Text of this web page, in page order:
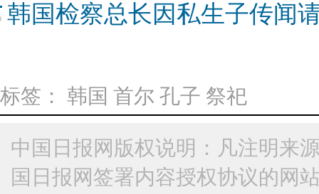
韩国检察总长因私生子传闻
标签： 韩国 首尔 孔子 祭祀
中国日报网版权说明：凡注明来
国日报网签署内容授权协议的网